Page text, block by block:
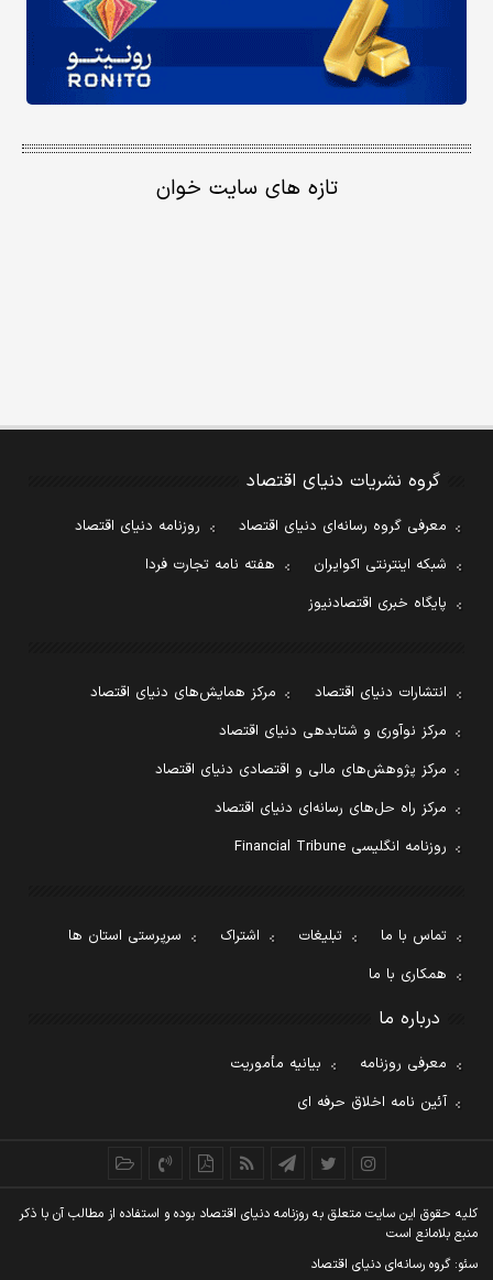
تازه های سایت خوان
گروه نشریات دنیای اقتصاد
معرفی گروه رسانه‌ای دنیای اقتصاد
روزنامه دنیای اقتصاد
شبکه اینترنتی اکوایران
هفته نامه تجارت فردا
پایگاه خبری اقتصادنیوز
انتشارات دنیای اقتصاد
مرکز همایش‌های دنیای اقتصاد
مرکز نوآوری و شتابدهی دنیای اقتصاد
مرکز پژوهش‌های مالی و اقتصادی دنیای اقتصاد
مرکز راه حل‌های رسانه‌ای دنیای اقتصاد
روزنامه انگلیسی Financial Tribune
تماس با ما تبلیغات اشتراک
سرپرستی استان ها
همکاری با ما
درباره ما
معرفی روزنامه
بیانیه مأموریت
آئین نامه اخلاق حرفه ای
کليه حقوق اين سايت متعلق به روزنامه دنيای اقتصاد بوده و استفاده از مطالب آن با ذکر
منبع بلامانع است
سئو: گروه رسانه‌ای دنیای اقتصاد